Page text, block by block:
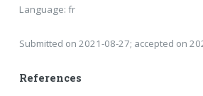
Language: fr
Submitted on 2021-08-27; accepted on
References